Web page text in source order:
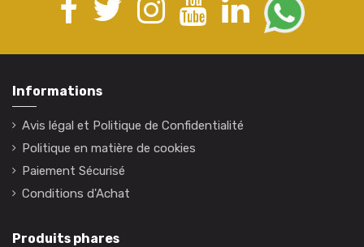
Informations
Avis légal et Politique de Confidentialité
Politique en matière de cookies
Paiement Sécurisé
Conditions d'Achat
Produits phares